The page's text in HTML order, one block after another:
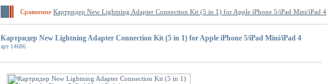
Сравнение Картридер New Lightning Adapter Connection Kit (5 in 1) for Apple iPhone 5/iPad Mini/iPad 4
Картридер New Lightning Adapter Connection Kit (5 in 1) for Apple iPhone 5/iPad Mini/iPad 4
арт 14686